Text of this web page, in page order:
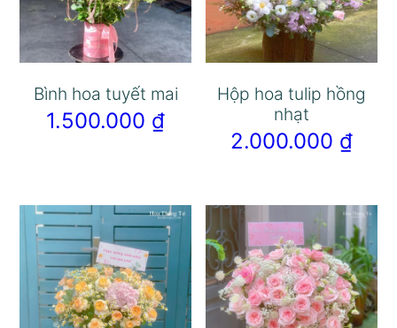
Bình hoa tuyết mai
1.500.000 ₫
Hộp hoa tulip hồng
nhạt
2.000.000 ₫